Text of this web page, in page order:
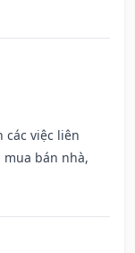
các việc liên
bán nhà,